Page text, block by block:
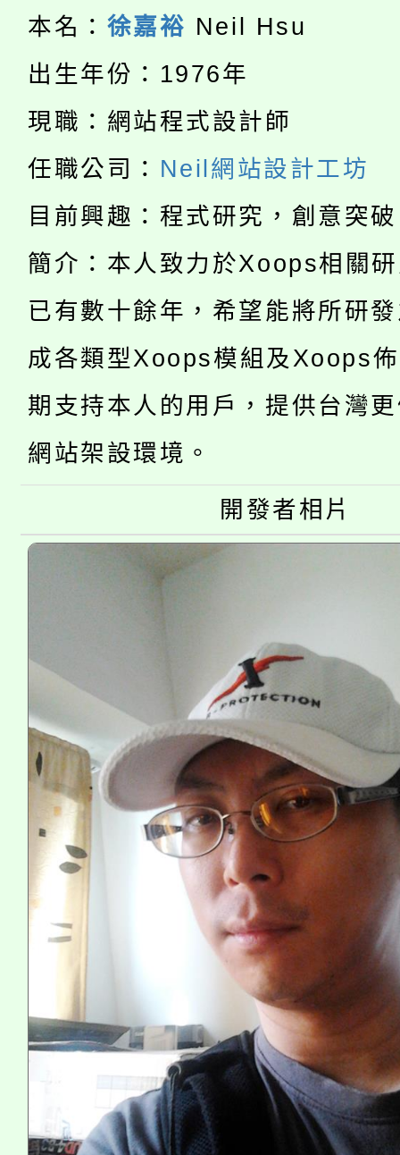
半價優惠，詳情可洽有
者。
份教師增能研習
大溪自造教育及科技中
份教師研習
淨零綠生活教案入校路
會
115年食農教育專業人
程
「本色祭」8/29、30在
場熱烈登場!
8/21下午1時於龍潭區
徵才活動。
YOUNG桃局內行報名
局官網。
8月14至27日，桃園電
開!
田徑場及游泳池舉行。
桃園市低收入戶享有免
半價優惠，詳情可洽有
者。
大園自造教育及科技中
份教師增能研習
大溪自造教育及科技中
份教師研習
淨零綠生活教案入校路
會
115年食農教育專業人
本名： 徐嘉裕 Neil Hsu
出生年份：1976年
現職：網站程式設計師
任職公司： Neil網站設計工坊
目前興趣：程式研究，創意突
簡介：本人致力於Xoops相關
已有數十餘年，希望能將所研
成各類型Xoops模組及Xoops
期支持本人的用戶，提供台灣
網站架設環境。
開發者相片